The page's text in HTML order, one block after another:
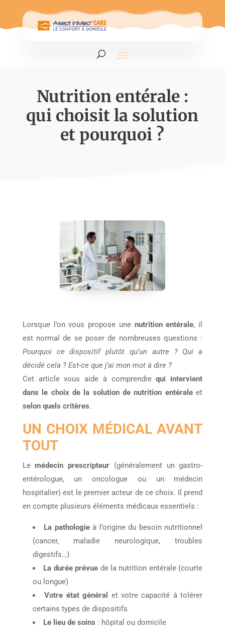
Nutrition entérale :
qui choisit la solution
et pourquoi ?
Lorsque l’on vous propose une nutrition entérale, il
est normal de se poser de nombreuses questions :
Pourquoi ce dispositif plutôt qu’un autre ? Qui a
décidé cela ? Est-ce que j’ai mon mot à dire ?
Cet article vous aide à comprendrequi intervient
dans le choix de la solution de nutrition entéraleet
selon quels critères.
UN CHOIX MÉDICAL AVANT
TOUT
Lemédecin prescripteur (généralement un gastro-
entérologue, un oncologue ou un médecin
hospitalier) est le premier acteur de ce choix. Il prend
en compte plusieurs éléments médicaux essentiels :
La pathologieà l’origine du besoin nutritionnel
(cancer, maladie neurologique, troubles
digestifs…)
La durée prévue de la nutrition entérale (courte
ou longue)
Votre état général
et votre capacité à tolérer
certains types de dispositifs
Le lieu de soins : hôpital ou domicile